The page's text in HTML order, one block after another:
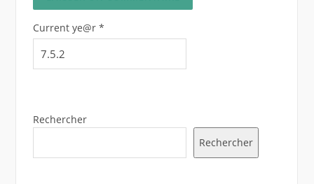
Current ye@r *
Rechercher
Rechercher